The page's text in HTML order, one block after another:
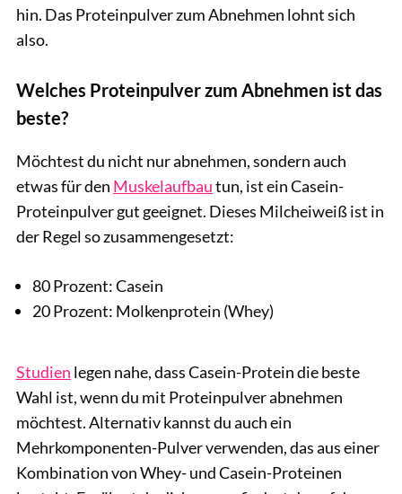
hin. Das Proteinpulver zum Abnehmen lohnt sich
also.
Welches Proteinpulver zum Abnehmen ist das
beste?
Möchtest du nicht nur abnehmen, sondern auch
etwas für den Muskelaufbautun, ist ein Casein-
Proteinpulver gut geeignet. Dieses Milcheiweiß ist in
der Regel so zusammengesetzt:
80 Prozent: Casein
20 Prozent: Molkenprotein (Whey)
Studien legen nahe, dass Casein-Protein die beste
Wahl ist, wenn du mit Proteinpulver abnehmen
möchtest. Alternativ kannst du auch ein
Mehrkomponenten-Pulver verwenden, das aus einer
Kombination von Whey- und Casein-Proteinen